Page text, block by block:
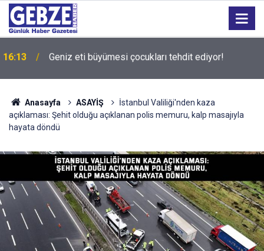
15:27 Bilişim 500 Araştırması’nın sonuçları açıklandı
Anasayfa ASAYİŞ
İstanbul Valiliği'nden kaza
açıklaması: Şehit olduğu açıklanan polis memuru, kalp masajıyla
hayata döndü